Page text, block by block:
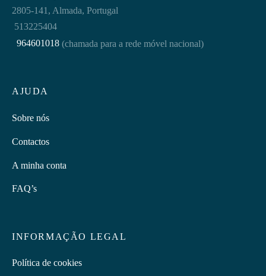
AJUDA
Sobre nós
Contactos
A minha conta
FAQ’s
INFORMAÇÃO LEGAL
Política de cookies
2805-141, Almada, Portugal
513225404
964601018 (chamada para a rede móvel nacional)